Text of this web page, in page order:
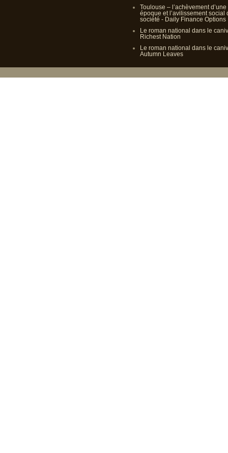
Toulouse – l’achèvement d’une
époque et l’avilissement social
société - Daily Finance Options
Le roman national dans le
Richest Nation
Le roman national dans le
Autumn Leaves